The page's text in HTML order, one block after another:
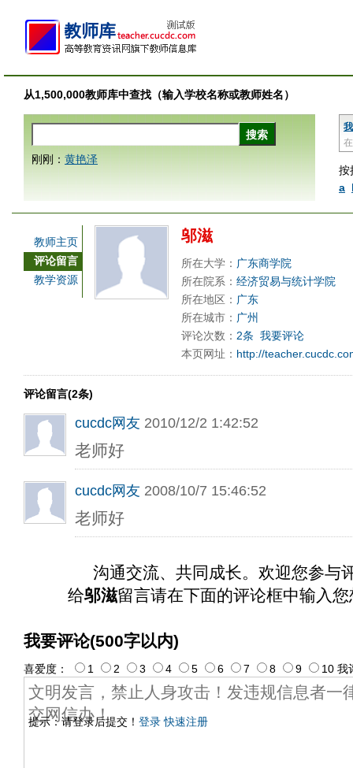
从1,500,000教师库中查找（输入学校名称或教师姓名）
按
a
刚刚： 黄艳泽
教师主页
评论留言
教学资源
邬滋
所在大学： 广东商学院
所在院系： 经济贸易与统计学院
所在地区： 广东
所在城市： 广州
评论次数： 2条 我要评论
本页网址： http://
评论留言(2条)
cucdc网友 2010/12/2 1:42:52
老师好
cucdc网友 2008/10/7 15:46:52
老师好
沟通交流、共同成长。欢迎您参与
给邬滋留言请在下面的评论框中输入
我要评论(500字以内)
提示：请登录后提交！ 登录 快速注册
喜爱度： 1 2 3 4 5 6 7 8 9 10 我